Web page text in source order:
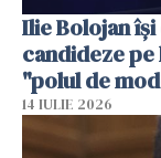
Ilie Bolojan își
candideze
"polul de
14 IULIE 2026